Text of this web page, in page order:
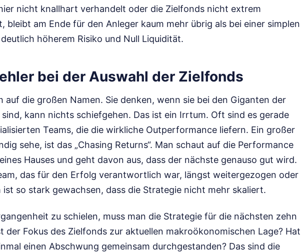
nicht knallhart verhandelt oder die Zielfonds nicht extrem
bleibt am Ende für den Anleger kaum mehr übrig als bei einer simplen
höherem Risiko und Null Liquidität.
bei der Auswahl der Zielfonds
auf die großen Namen. Sie denken, wenn sie bei den Giganten der
kann nichts schiefgehen. Das ist ein Irrtum. Oft sind es gerade
Teams, die die wirkliche Outperformance liefern. Ein großer
sehe, ist das „Chasing Returns“. Man schaut auf die Performance
Hauses und geht davon aus, dass der nächste genauso gut wird.
das für den Erfolg verantwortlich war, längst weitergezogen oder
ist so stark gewachsen, dass die Strategie nicht mehr skaliert.
zu schielen, muss man die Strategie für die nächsten zehn
der Fokus des Zielfonds zur aktuellen makroökonomischen Lage? Hat
einen Abschwung gemeinsam durchgestanden? Das sind die